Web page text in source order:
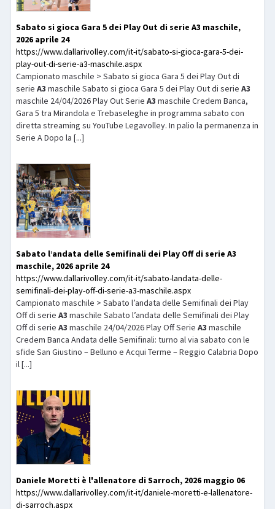
Sabato si gioca Gara 5 dei Play Out di serieA3 maschile,
2026 aprile 24
https://www.dallarivolley.com/it-it/sabato-si-gioca-gara-5-dei-
play-out-di-serie-a3-maschile.aspx
Campionato maschile > Sabato si gioca Gara 5 dei Play Out di
serieA3 maschile Sabato si gioca Gara 5 dei Play Out di serieA3
maschile 24/04/2026 Play Out SerieA3 maschile Credem Banca,
Gara 5 tra Mirandola e Trebaseleghe in programma sabato con
diretta streaming su YouTube Legavolley. In palio la permanenza in
Serie A Dopo la [...]
Sabato l’andata delle Semifinali dei Play Off di serieA3
maschile, 2026 aprile 24
https://www.dallarivolley.com/it-it/sabato-landata-delle-
semifinali-dei-play-off-di-serie-a3-maschile.aspx
Campionato maschile > Sabato l’andata delle Semifinali dei Play
Off di serieA3 maschile Sabato l’andata delle Semifinali dei Play
Off di serieA3 maschile 24/04/2026 Play Off SerieA3 maschile
Credem Banca Andata delle Semifinali: turno al via sabato con le
sfide San Giustino – Belluno e Acqui Terme – Reggio Calabria Dopo
il [...]
Daniele Moretti è l'allenatore di Sarroch, 2026 maggio 06
https://www.dallarivolley.com/it-it/daniele-moretti-e-lallenatore-
di-sarroch.aspx